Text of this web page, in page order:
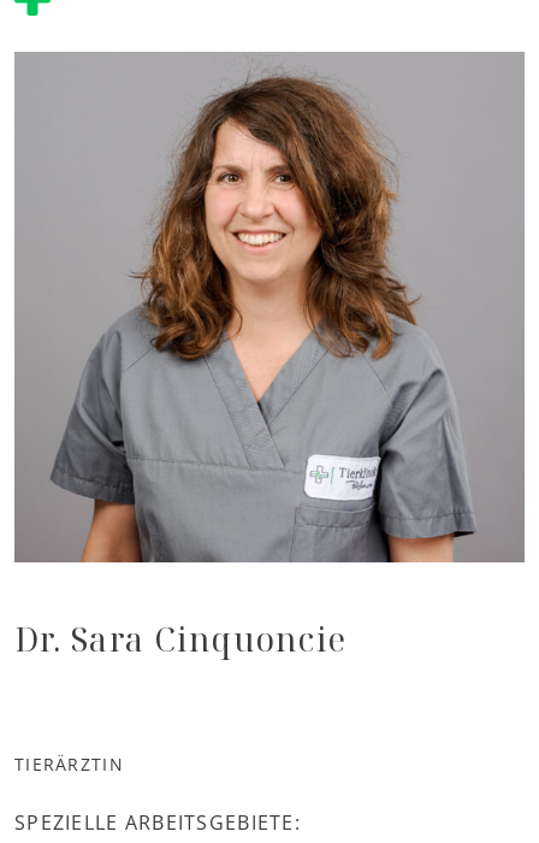
Dr. Sara Cinquoncie
TIERÄRZTIN
SPEZIELLE ARBEITSGEBIETE: